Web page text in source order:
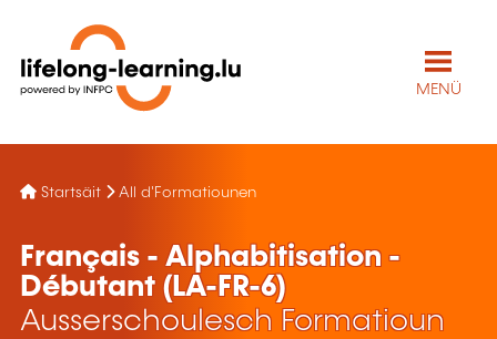
MENÜ
Startsäit All d'Formatiounen
Français - Alphabitisation -
Débutant (LA-FR-6)
Ausserschoulesch Formatioun